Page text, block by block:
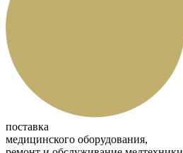
поставка
медицинского оборудования,